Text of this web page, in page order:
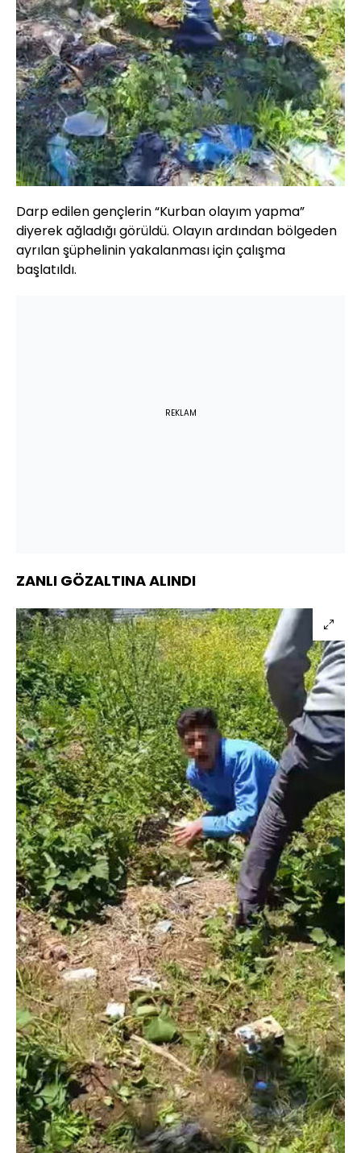
Darp edilen gençlerin “Kurban olayım yapma”
diyerek ağladığı görüldü. Olayın ardından bölgeden
ayrılan şüphelinin yakalanması için çalışma
başlatıldı.
REKLAM
ZANLI GÖZALTINA ALINDI